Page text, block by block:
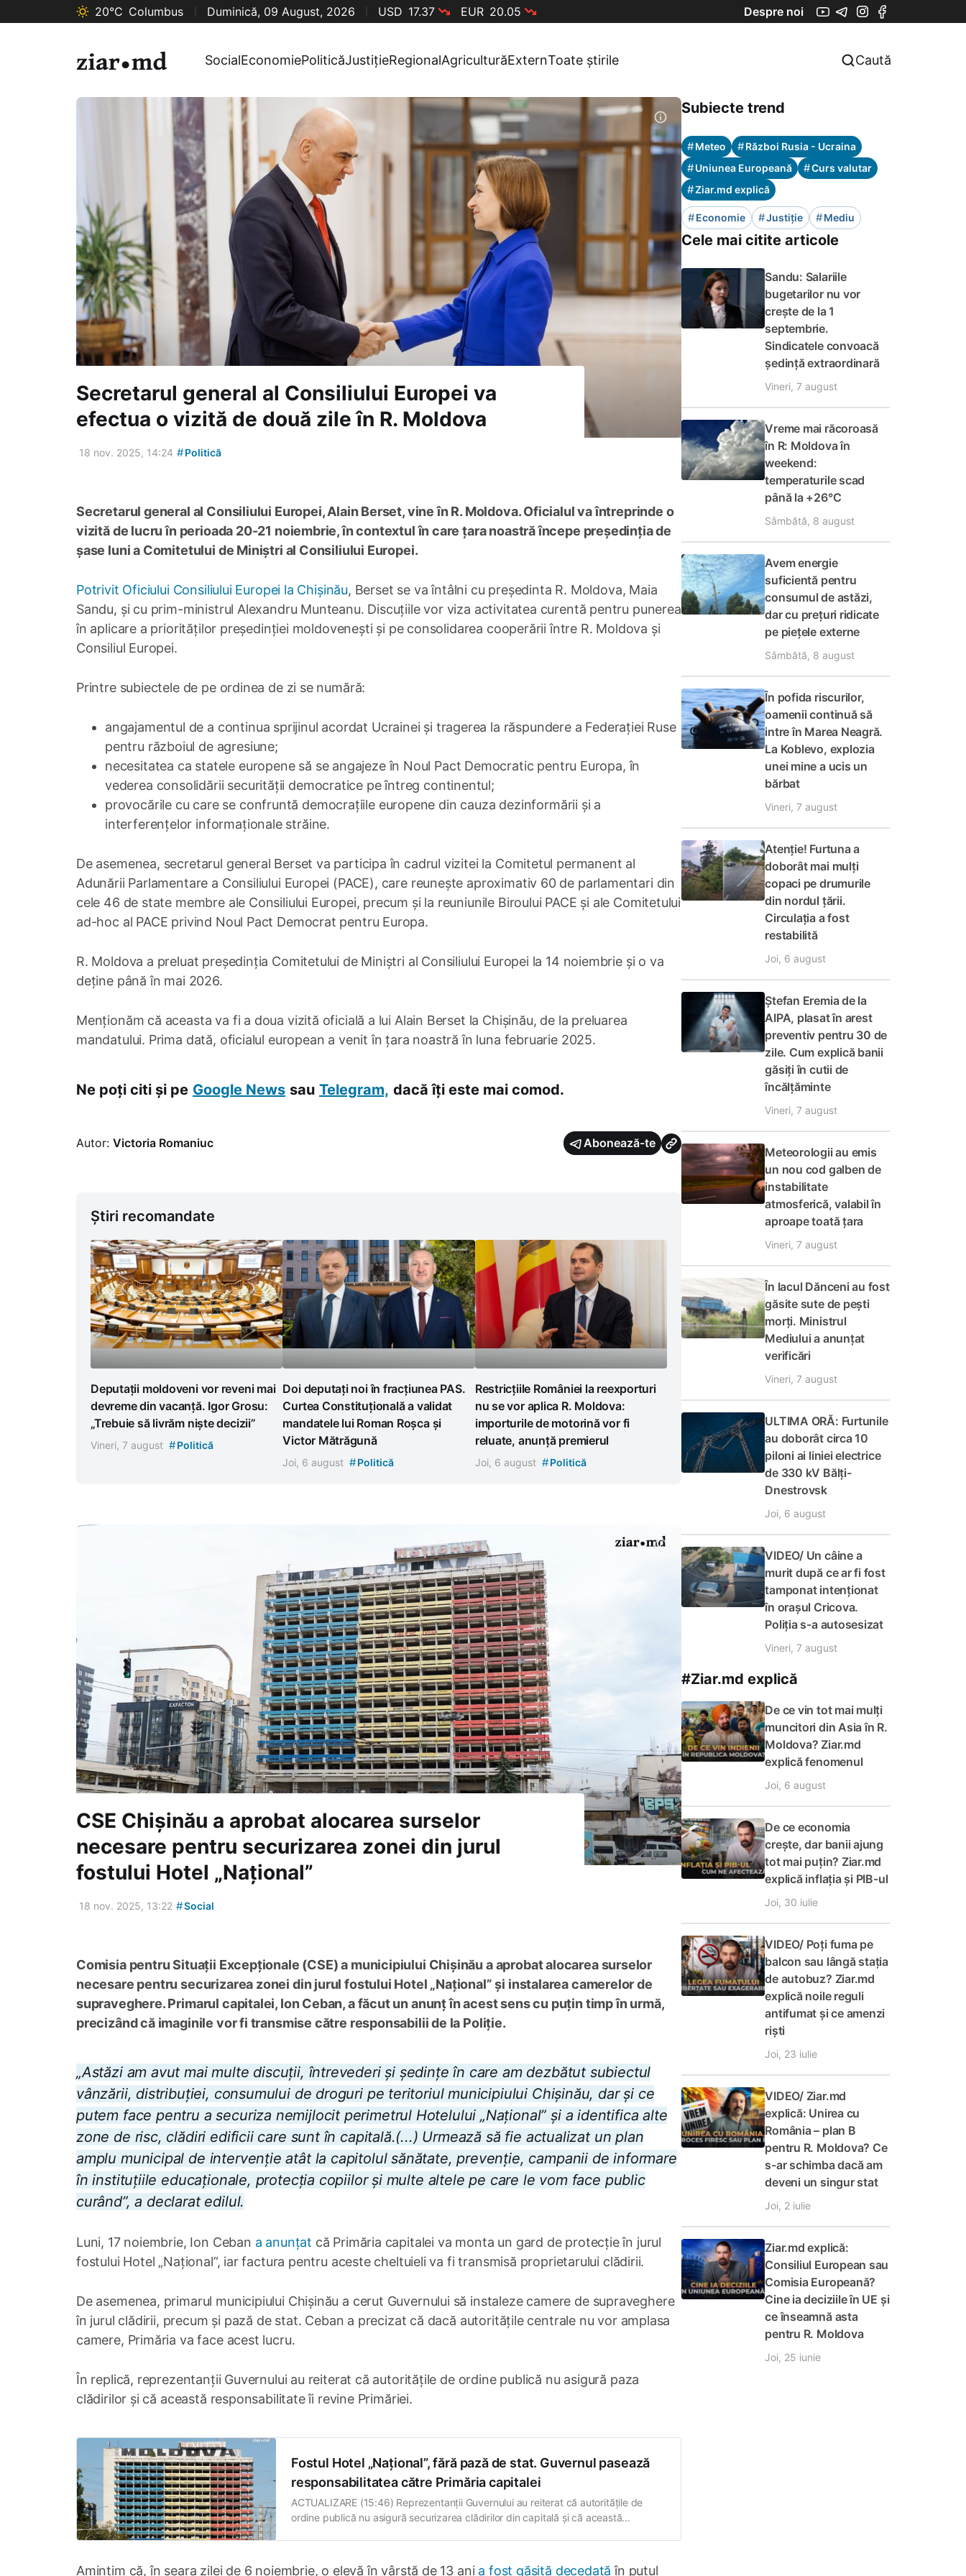
20°C Columbus Duminică, 09 August, 2026 USD 17.37 EUR 20.05 Despre noi
SocialEconomiePoliticăJustițieRegionalAgriculturăExternToate știrile Caută
Secretarul general al Consiliului Europei va
efectua o vizită de două zile în R. Moldova
18 nov. 2025, 14:24 #Politică
Secretarul general al Consiliului Europei, Alain Berset, vine în R. Moldova. Oficialul va întreprinde o
vizită de lucru în perioada 20-21 noiembrie, în contextul în care țara noastră începe președinția de
șase luni a Comitetului de Miniștri al Consiliului Europei.
Potrivit Oficiului Consiliului Europei la Chișinău, Berset se va întâlni cu președinta R. Moldova, Maia
Sandu, și cu prim-ministrul Alexandru Munteanu. Discuțiile vor viza activitatea curentă pentru punerea
în aplicare a priorităților președinției moldovenești și pe consolidarea cooperării între R. Moldova și
Consiliul Europei.
Printre subiectele de pe ordinea de zi se numără:
angajamentul de a continua sprijinul acordat Ucrainei și tragerea la răspundere a Federației Ruse
pentru războiul de agresiune;
necesitatea ca statele europene să se angajeze în Noul Pact Democratic pentru Europa, în
vederea consolidării securității democratice pe întreg continentul;
provocările cu care se confruntă democrațiile europene din cauza dezinformării și a
interferențelor informaționale străine.
De asemenea, secretarul general Berset va participa în cadrul vizitei la Comitetul permanent al
Adunării Parlamentare a Consiliului Europei (PACE), care reunește aproximativ 60 de parlamentari din
cele 46 de state membre ale Consiliului Europei, precum și la reuniunile Biroului PACE și ale Comitetului
ad-hoc al PACE privind Noul Pact Democrat pentru Europa.
R. Moldova a preluat președinția Comitetului de Miniștri al Consiliului Europei la 14 noiembrie și o va
deține până în mai 2026.
Menționăm că aceasta va fi a doua vizită oficială a lui Alain Berset la Chișinău, de la preluarea
mandatului. Prima dată, oficialul european a venit în țara noastră în luna februarie 2025.
Ne poți citi și pe Google News sau Telegram, dacă îți este mai comod.
Autor: Victoria Romaniuc Abonează-te
Știri recomandate
Deputații moldoveni vor reveni mai
devreme din vacanță. Igor Grosu:
„Trebuie să livrăm niște decizii”
Vineri, 7 august #Politică
Doi deputați noi în fracțiunea PAS.
Curtea Constituțională a validat
mandatele lui Roman Roșca și
Victor Mătrăgună
Joi, 6 august #Politică
Restricțiile României la reexporturi
nu se vor aplica R. Moldova:
importurile de motorină vor fi
reluate, anunță premierul
Joi, 6 august #Politică
CSE Chișinău a aprobat alocarea surselor
necesare pentru securizarea zonei din jurul
fostului Hotel „Național”
18 nov. 2025, 13:22 #Social
Comisia pentru Situații Excepționale (CSE) a municipiului Chișinău a aprobat alocarea surselor
necesare pentru securizarea zonei din jurul fostului Hotel „Național” și instalarea camerelor de
supraveghere. Primarul capitalei, Ion Ceban, a făcut un anunț în acest sens cu puțin timp în urmă,
precizând că imaginile vor fi transmise către responsabilii de la Poliție.
„Astăzi am avut mai multe discuții, întrevederi și ședințe în care am dezbătut subiectul
vânzării, distribuției, consumului de droguri pe teritoriul municipiului Chișinău, dar și ce
putem face pentru a securiza nemijlocit perimetrul Hotelului „Național” și a identifica alte
zone de risc, clădiri edificii care sunt în capitală.(...) Urmează să fie actualizat un plan
amplu municipal de intervenție atât la capitolul sănătate, prevenție, campanii de informare
în instituțiile educaționale, protecția copiilor și multe altele pe care le vom face public
curând”, a declarat edilul.
Luni, 17 noiembrie, Ion Ceban a anunțat că Primăria capitalei va monta un gard de protecție în jurul
fostului Hotel „Național”, iar factura pentru aceste cheltuieli va fi transmisă proprietarului clădirii.
De asemenea, primarul municipiului Chișinău a cerut Guvernului să instaleze camere de supraveghere
în jurul clădirii, precum și pază de stat. Ceban a precizat că dacă autoritățile centrale nu vor amplasa
camere, Primăria va face acest lucru.
În replică, reprezentanții Guvernului au reiterat că autoritățile de ordine publică nu asigură paza
clădirilor și că această responsabilitate îi revine Primăriei.
Fostul Hotel „Național”, fără pază de stat. Guvernul pasează
responsabilitatea către Primăria capitalei
ACTUALIZARE (15:46) Reprezentanții Guvernului au reiterat că autoritățile de
ordine publică nu asigură securizarea clădirilor din capitală și că această
de stat la fostul Hotel „Național”. „Instalarea unui
Amintim că, în seara zilei de 6 noiembrie, o elevă în vârstă de 13 ani a fost găsită decedată în puțul
Subiecte trend
#Meteo #Război Rusia - Ucraina
#Uniunea Europeană #Curs valutar
#Ziar.md explică
#Economie #Justiție #Mediu
Cele mai citite articole
Sandu: Salariile
bugetarilor nu vor
crește de la 1
septembrie.
Sindicatele convoacă
ședință extraordinară
Vineri, 7 august
Vreme mai răcoroasă
în R: Moldova în
weekend:
temperaturile scad
până la +26°C
Sâmbătă, 8 august
Avem energie
suficientă pentru
consumul de astăzi,
dar cu prețuri ridicate
pe piețele externe
Sâmbătă, 8 august
În pofida riscurilor,
oamenii continuă să
intre în Marea Neagră.
La Koblevo, explozia
unei mine a ucis un
bărbat
Vineri, 7 august
Atenție! Furtuna a
doborât mai mulți
copaci pe drumurile
din nordul țării.
Circulația a fost
restabilită
Joi, 6 august
Ștefan Eremia de la
AIPA, plasat în arest
preventiv pentru 30 de
zile. Cum explică banii
găsiți în cutii de
încălțăminte
Vineri, 7 august
Meteorologii au emis
un nou cod galben de
instabilitate
atmosferică, valabil în
aproape toată țara
Vineri, 7 august
În lacul Dănceni au fost
găsite sute de pești
morți. Ministrul
Mediului a anunțat
verificări
Vineri, 7 august
ULTIMA ORĂ: Furtunile
au doborât circa 10
piloni ai liniei electrice
de 330 kV Bălți-
Dnestrovsk
Joi, 6 august
VIDEO/ Un câine a
murit după ce ar fi fost
tamponat intenționat
în orașul Cricova.
Poliția s-a autosesizat
Vineri, 7 august
#Ziar.md explică
De ce vin tot mai mulți
muncitori din Asia în R.
Moldova? Ziar.md
explică fenomenul
Joi, 6 august
De ce economia
crește, dar banii ajung
tot mai puțin? Ziar.md
explică inflația și PIB-ul
Joi, 30 iulie
VIDEO/ Poți fuma pe
balcon sau lângă stația
de autobuz? Ziar.md
explică noile reguli
antifumat și ce amenzi
riști
Joi, 23 iulie
VIDEO/ Ziar.md
explică: Unirea cu
România – plan B
pentru R. Moldova? Ce
s-ar schimba dacă am
deveni un singur stat
Joi, 2 iulie
Ziar.md explică:
Consiliul European sau
Comisia Europeană?
Cine ia deciziile în UE și
ce înseamnă asta
pentru R. Moldova
Joi, 25 iunie